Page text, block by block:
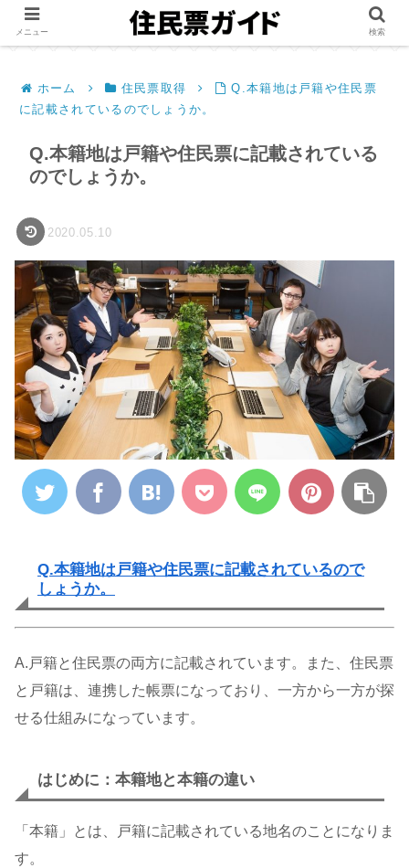
ホーム 住民票取得
Q.本籍地は戸籍や住民票
に記載されているのでしょうか。
Q.本籍地は戸籍や住民票に記載されている
のでしょうか。
2020.05.10
Q.本籍地は戸籍や住民票に記載されているので
しょうか。
A.戸籍と住民票の両方に記載されています。また、住民票
と戸籍は、連携した帳票になっており、一方から一方が探
せる仕組みになっています。
はじめに：本籍地と本籍の違い
「本籍」とは、戸籍に記載されている地名のことになりま
す。
メニュー 検索